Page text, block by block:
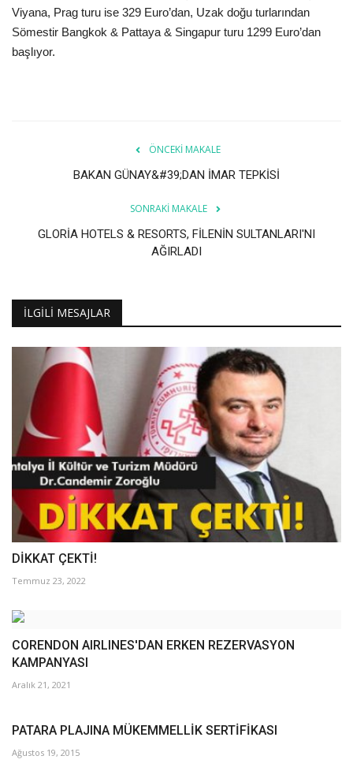
Viyana, Prag turu ise 329 Euro’dan, Uzak doğu turlarından
Sömestir Bangkok & Pattaya & Singapur turu 1299 Euro’dan
başlıyor.
ÖNCEKI MAKALE
BAKAN GÜNAY&#39;DAN İMAR TEPKİSİ
SONRAKI MAKALE
GLORİA HOTELS & RESORTS, FİLENİN SULTANLARI'NI
AĞIRLADI
İLGILI MESAJLAR
DİKKAT ÇEKTİ!
Temmuz 23, 2022
CORENDON AIRLINES'DAN ERKEN REZERVASYON
KAMPANYASI
Aralık 21, 2021
PATARA PLAJINA MÜKEMMELLİK SERTİFİKASI
Ağustos 19, 2015